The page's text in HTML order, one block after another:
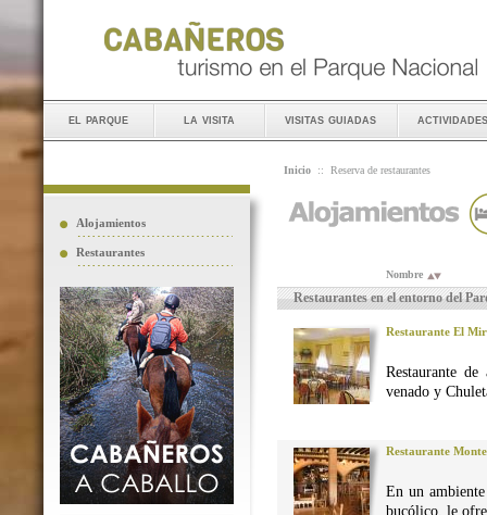
el parque la visita visitas guiadas actividades
Alojamientos
Restaurantes
Inicio :: Reserva de restaurantes
Nombre
Restaurantes en el entorno del
Restaurante El
Restaurante
venado y
Restaurante
En un
bucólico, le